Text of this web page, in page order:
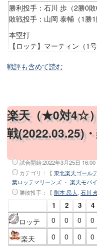
勝利投手：石川 歩（2勝0敗
敗戦投手：山岡 泰輔（1勝1
本塁打
【ロッテ】マーティン（1
戦評も含めて読む
楽天（★0対4☆
戦(2022.03.25)
試合開始:2022年3月25日 16:00
カテゴリ：【 東北楽天ゴール
葉ロッテマリーンズ ・ 楽天モバ
勝敗投手 ：【 則本 昂大 石川
1 2 3 4
ロッテ 0 0 0 0
楽天
0 0 0 0